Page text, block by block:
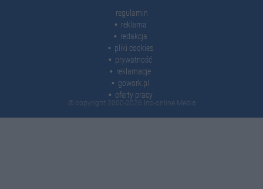
regulamin
reklama
redakcja
pliki cookies
prywatność
reklamacje
gowork.pl
oferty pracy
© copyright 2000-2026 Ino-online Media